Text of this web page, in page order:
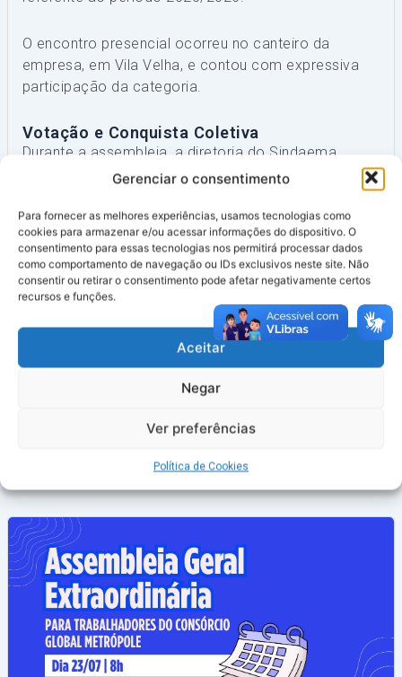
Gerenciar o consentimento
Para fornecer as melhores experiências, usamos tecnologias como
cookies para armazenar e/ou acessar informações do dispositivo. O
consentimento para essas tecnologias nos permitirá processar dados
como comportamento de navegação ou IDs exclusivos neste site. Não
consentir ou retirar o consentimento pode afetar negativamente certos
recursos e funções.
Aceitar
Negar
Ver preferências
Política de Cookies
O encontro presencial ocorreu no canteiro da
empresa, em Vila Velha, e contou com expressiva
participação da categoria.
Votação e Conquista Coletiva
Durante a assembleia, a diretoria do Sindaema
apresentou detalhadamente todos os pontos e
2025/2026. Colocada em votação, a pauta recebeu
o apoio de 100% dos trabalhadores presentes.
Com a aprovação, o Sindaema dará
prosseguimento aos trâmites formais para a
assinatura e registro do Acordo Coletivo junto aos
Compartilhe nas redes sociais
𝕏